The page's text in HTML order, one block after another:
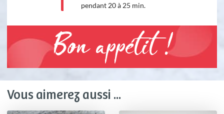
pendant 20 à 25 min.
Bon appétit !
Vous aimerez aussi ...